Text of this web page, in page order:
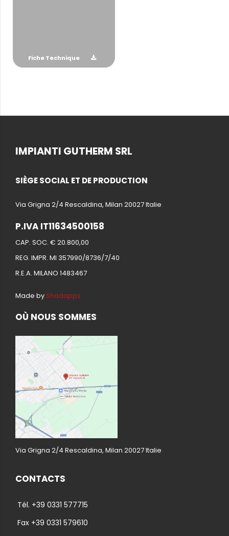
Fiche Technique
IMPIANTI GUTHERM SRL
SIÈGE SOCIAL ET DE PRODUCTION
Via Grigna 2/4 Rescaldina, Milan 20027 Italie
P.IVA IT11634500158
CAP. SOC. € 20.800,00
REG. IMPR. MI 357990/8736/7/40
R.E.A. MILANO 1483467
Made by Shadapps
OÙ NOUS SOMMES
Via Grigna 2/4 Rescaldina, Milan 20027 Italie
CONTACTS
Tél. +39 0331 577715
Fax +39 0331 579610